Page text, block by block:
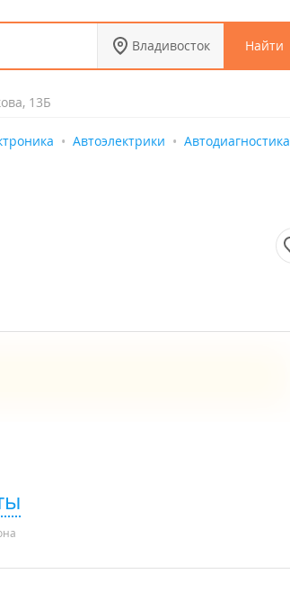
Владивосток Найти
13Б
Автоэлектрики
Автодиагностика